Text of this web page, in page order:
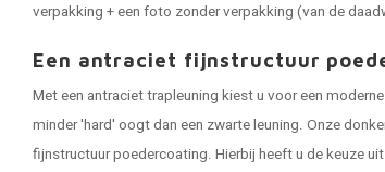
verpakking + een foto zonder verpakking (van de
Een antraciet fijnstructuur
Met een antraciet trapleuning kiest u voor een
minder 'hard' oogt dan een zwarte leuning. Onze
fijnstructuur poedercoating. Hierbij heeft u de keuze